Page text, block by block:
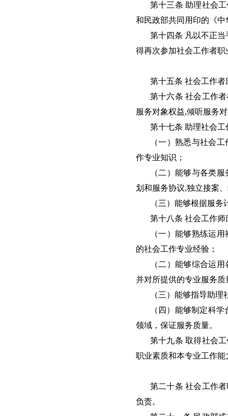
第十三条 助理社会
和民政部共同用印的《
第十四条 凡以不正
得再次参加社会工作者职
第十五条 社会工作
第十六条 社会工作
服务对象权益,倾听服务
第十七条 助理社会
（一）熟悉与社会
作专业知识；
（二）能够与各类
划和服务协议,独立接案
（三）能够根据服
第十八条 社会工作
（一）能够熟练运
的社会工作专业经验；
（二）能够综合运
并对所提供的专业服务
（三）能够指导助
（四）能够制定科
领域，保证服务质量。
第十九条 取得社会
职业素质和本专业工作能
第二十条 社会工作
负责。